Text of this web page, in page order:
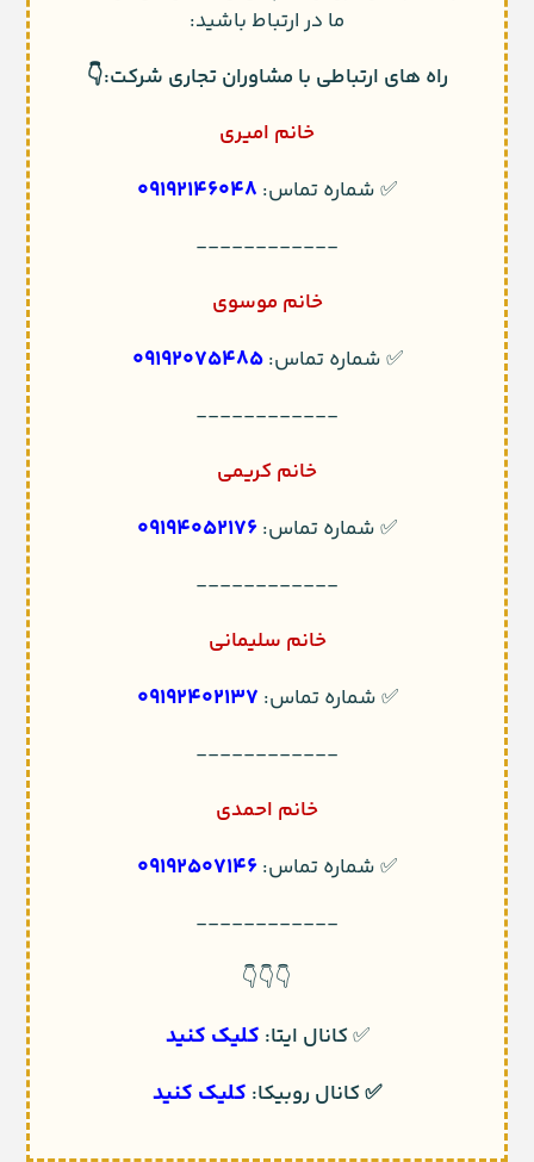
ما در ارتباط باشید:
راه های ارتباطی با مشاوران تجاری شرکت:👇
خانم امیری
✅ شماره تماس: 09192146048
------------
خانم موسوی
✅ شماره تماس:09192075485
------------
خانم کریمی
✅ شماره تماس:09194052176
------------
خانم سلیمانی
✅ شماره تماس: 09192402137
------------
خانم احمدی
✅ شماره تماس:09192507146
------------
👇👇👇
✅کانال ایتا: کلیک کنید
✅کانال روبیکا: کلیک کنید